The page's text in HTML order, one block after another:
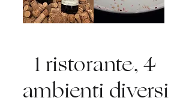
1 ristorante, 4
ambienti diversi